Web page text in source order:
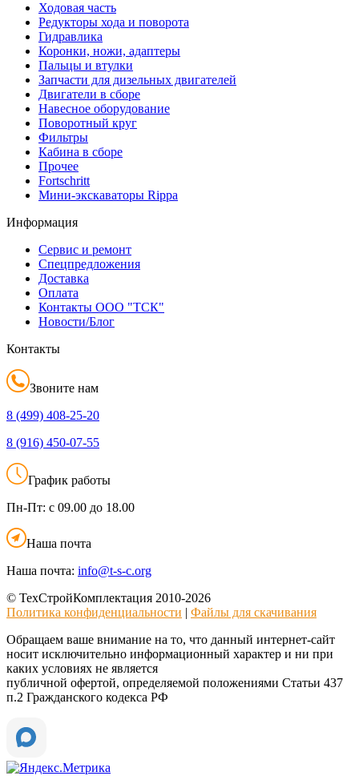
Ходовая часть
Редукторы хода и поворота
Гидравлика
Коронки, ножи, адаптеры
Пальцы и втулки
Запчасти для дизельных двигателей
Двигатели в сборе
Навесное оборудование
Поворотный круг
Фильтры
Кабина в сборе
Прочее
Fortschritt
Мини-экскаваторы Rippa
Информация
Сервис и ремонт
Спецпредложения
Доставка
Оплата
Контакты ООО "ТСК"
Новости/Блог
Контакты
Звоните нам
8 (499) 408-25-20
8 (916) 450-07-55
График работы
Пн-Пт: с 09.00 до 18.00
Наша почта
Наша почта: info@t-s-c.org
© ТехСтройКомплектация 2010-2026
Политика конфиденциальности
Файлы для скачивания
Обращаем ваше внимание на то, что данный интернет-сайт
носит исключительно информационный характер и ни при
каких условиях не является
публичной офертой, определяемой положениями Статьи 437
п.2 Гражданского кодекса РФ